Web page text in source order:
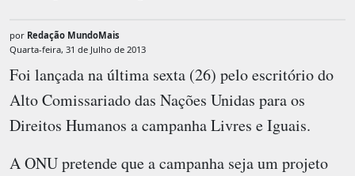
por Redação MundoMais
Quarta-feira, 31 de Julho de 2013
Foi lançada na última sexta (26) pelo escritório do
Alto Comissariado das Nações Unidas para os
Direitos Humanos a campanha Livres e Iguais.
A ONU pretende que a campanha seja um projeto